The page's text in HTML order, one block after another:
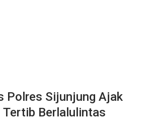
Polres Sijunjung Ajak
Berlalulintas